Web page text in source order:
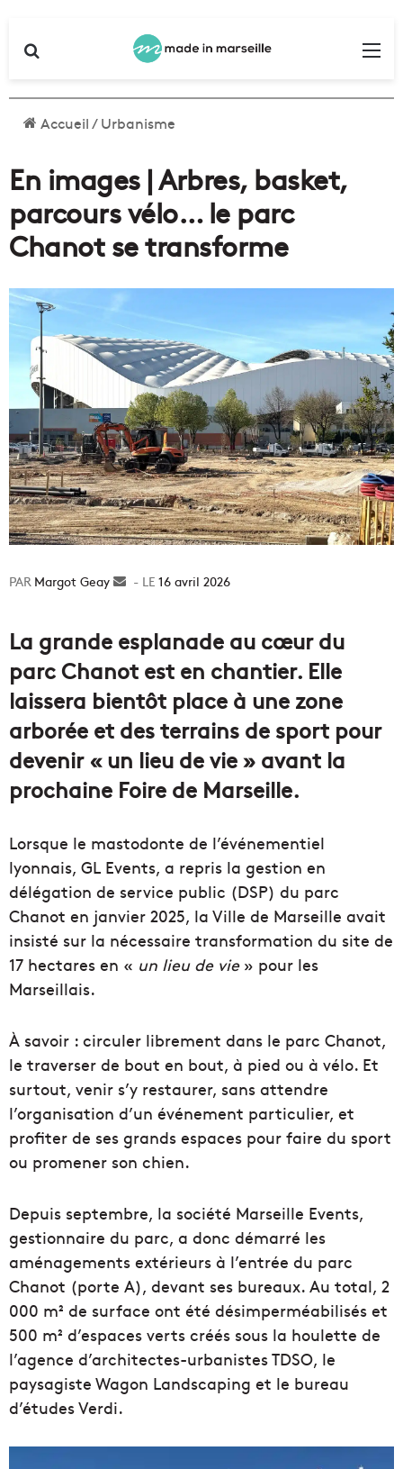
Accueil/Urbanisme
En images | Arbres, basket,
parcours vélo… le parc
Chanot se transforme
Margot Geay
Envoyer16 avril 2026
La grande esplanade au cœur du
parc Chanot est en chantier. Elle
laissera bientôt place à une zone
arborée et des terrains de sport pour
devenir « un lieu de vie » avant la
prochaine Foire de Marseille.
Lorsque le mastodonte de l’événementiel
lyonnais, GL Events, a repris la gestion en
délégation de service public (DSP) du parc
Chanot en janvier 2025, la Ville de Marseille avait
insisté sur la nécessaire transformation du site de
17 hectares en « un lieu de vie» pour les
Marseillais.
À savoir : circuler librement dans le parc Chanot,
le traverser de bout en bout, à pied ou à vélo. Et
surtout, venir s’y restaurer, sans attendre
l’organisation d’un événement particulier, et
profiter de ses grands espaces pour faire du sport
ou promener son chien.
Depuis septembre, la société Marseille Events,
gestionnaire du parc, a donc démarré les
aménagements extérieurs à l’entrée du parc
Chanot (porte A), devant ses bureaux. Au total, 2
000 m² de surface ont été désimperméabilisés et
500 m² d’espaces verts créés sous la houlette de
l’agence d’architectes-urbanistes TDSO, le
paysagiste Wagon Landscaping et le bureau
d’études Verdi.